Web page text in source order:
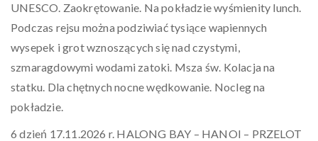
UNESCO. Zaokrętowanie. Na pokładzie wyśmienity lunch.
Podczas rejsu można podziwiać tysiące wapiennych
wysepek i grot wznoszących się nad czystymi,
szmaragdowymi wodami zatoki. Msza św. Kolacja na
statku. Dla chętnych nocne wędkowanie. Nocleg na
pokładzie.
6 dzień 17.11.2026 r. HALONG BAY – HANOI – PRZELOT